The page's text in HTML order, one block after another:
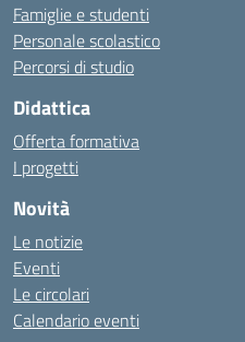
Famiglie e studenti
Personale scolastico
Percorsi di studio
Didattica
Offerta formativa
I progetti
Novità
Le notizie
Eventi
Le circolari
Calendario eventi